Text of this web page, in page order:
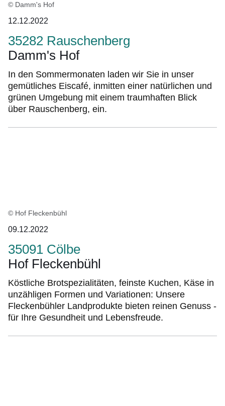
© Damm's Hof
12.12.2022
35282 Rauschenberg
Damm's Hof
In den Sommermonaten laden wir Sie in unser
gemütliches Eiscafé, inmitten einer natürlichen und
grünen Umgebung mit einem traumhaften Blick
über Rauschenberg, ein.
© Hof Fleckenbühl
09.12.2022
35091 Cölbe
Hof Fleckenbühl
Köstliche Brotspezialitäten, feinste Kuchen, Käse in
unzähligen Formen und Variationen: Unsere
Fleckenbühler Landprodukte bieten reinen Genuss -
für Ihre Gesundheit und Lebensfreude.